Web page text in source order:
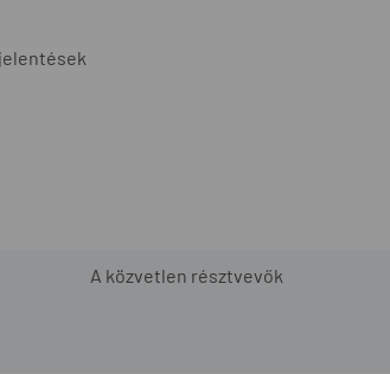
A közvetlen résztvevők